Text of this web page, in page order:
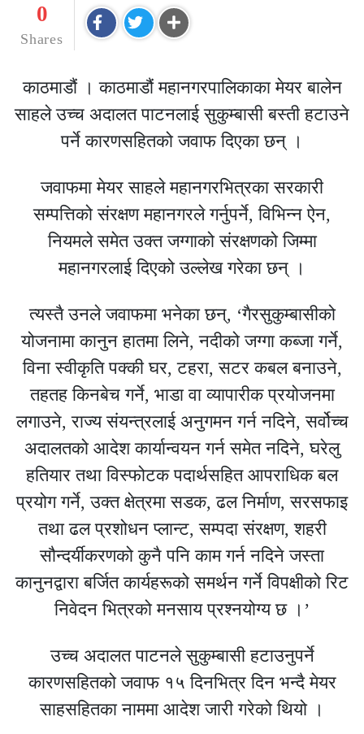
0
Shares
काठमाडौं । काठमाडौं महानगरपालिकाका मेयर बालेन
साहले उच्च अदालत पाटनलाई सुकुम्बासी बस्ती हटाउने
पर्ने कारणसहितको जवाफ दिएका छन् ।
जवाफमा मेयर साहले महानगरभित्रका सरकारी
सम्पत्तिको संरक्षण महानगरले गर्नुपर्ने, विभिन्न ऐन,
नियमले समेत उक्त जग्गाको संरक्षणको जिम्मा
महानगरलाई दिएको उल्लेख गरेका छन् ।
त्यस्तै उनले जवाफमा भनेका छन्, ‘गैरसुकुम्बासीको
योजनामा कानुन हातमा लिने, नदीको जग्गा कब्जा गर्ने,
विना स्वीकृति पक्की घर, टहरा, सटर कबल बनाउने,
तहतह किनबेच गर्ने, भाडा वा व्यापारीक प्रयोजनमा
लगाउने, राज्य संयन्त्रलाई अनुगमन गर्न नदिने, सर्वोच्च
अदालतको आदेश कार्यान्वयन गर्न समेत नदिने, घरेलु
हतियार तथा विस्फोटक पदार्थसहित आपराधिक बल
प्रयोग गर्ने, उक्त क्षेत्रमा सडक, ढल निर्माण, सरसफाइ
तथा ढल प्रशोधन प्लान्ट, सम्पदा संरक्षण, शहरी
सौन्दर्यीकरणको कुनै पनि काम गर्न नदिने जस्ता
कानुनद्वारा बर्जित कार्यहरूको समर्थन गर्ने विपक्षीको रिट
निवेदन भित्रको मनसाय प्रश्नयोग्य छ ।’
उच्च अदालत पाटनले सुकुम्बासी हटाउनुपर्ने
कारणसहितको जवाफ १५ दिनभित्र दिन भन्दै मेयर
साहसहितका नाममा आदेश जारी गरेको थियो ।